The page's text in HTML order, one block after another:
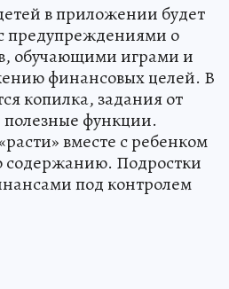
в приложении будет
предупреждениями о
обучающими играми и
финансовых целей. В
копилка, задания от
функции.
вместе с ребенком
содержанию. Подростки
под контролем